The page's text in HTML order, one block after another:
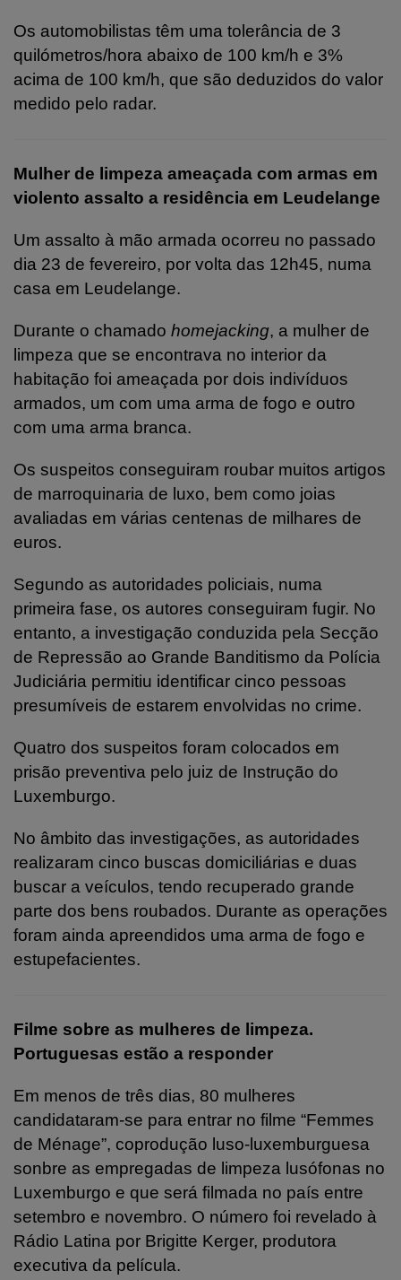
Os automobilistas têm uma tolerância de 3
quilómetros/hora abaixo de 100 km/h e 3%
acima de 100 km/h, que são deduzidos do valor
medido pelo radar.
Mulher de limpeza ameaçada com armas em
violento assalto a residência em Leudelange
Um assalto à mão armada ocorreu no passado
dia 23 de fevereiro, por volta das 12h45, numa
casa em Leudelange.
Durante o chamado homejacking, a mulher de
limpeza que se encontrava no interior da
habitação foi ameaçada por dois indivíduos
armados, um com uma arma de fogo e outro
com uma arma branca.
Os suspeitos conseguiram roubar muitos artigos
de marroquinaria de luxo, bem como joias
avaliadas em várias centenas de milhares de
euros.
Segundo as autoridades policiais, numa
primeira fase, os autores conseguiram fugir. No
entanto, a investigação conduzida pela Secção
de Repressão ao Grande Banditismo da Polícia
Judiciária permitiu identificar cinco pessoas
presumíveis de estarem envolvidas no crime.
Quatro dos suspeitos foram colocados em
prisão preventiva pelo juiz de Instrução do
Luxemburgo.
No âmbito das investigações, as autoridades
realizaram cinco buscas domiciliárias e duas
buscar a veículos, tendo recuperado grande
parte dos bens roubados. Durante as operações
foram ainda apreendidos uma arma de fogo e
estupefacientes.
Filme sobre as mulheres de limpeza.
Portuguesas estão a responder
Em menos de três dias, 80 mulheres
candidataram-se para entrar no filme “Femmes
de Ménage”, coprodução luso-luxemburguesa
sonbre as empregadas de limpeza lusófonas no
Luxemburgo e que será filmada no país entre
setembro e novembro. O número foi revelado à
Rádio Latina por Brigitte Kerger, produtora
executiva da película.